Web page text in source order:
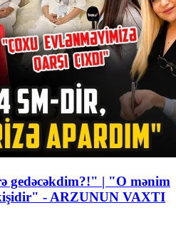
gedəcəkdim?!" | "O mənim
- ARZUNUN VAXTI